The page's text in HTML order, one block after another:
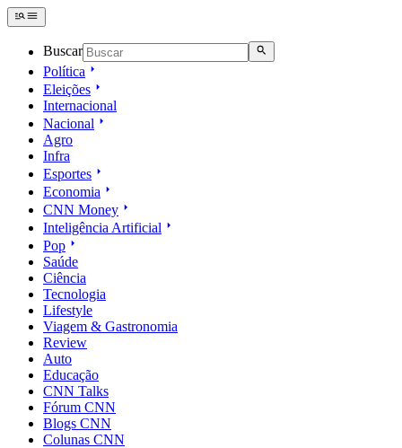
Buscar
Política
Eleições
Internacional
Nacional
Agro
Infra
Esportes
Economia
CNN Money
Inteligência Artificial
Pop
Saúde
Ciência
Tecnologia
Lifestyle
Viagem & Gastronomia
Review
Auto
Educação
CNN Talks
Fórum CNN
Blogs CNN
Colunas CNN